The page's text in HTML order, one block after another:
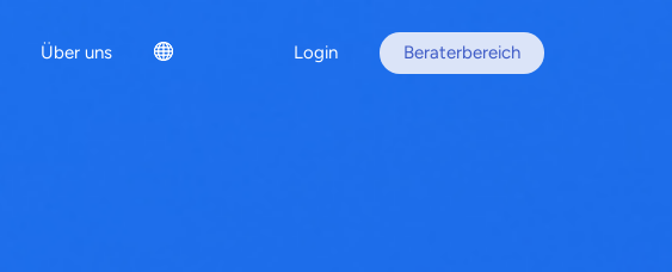
Über uns Login Beraterbereich